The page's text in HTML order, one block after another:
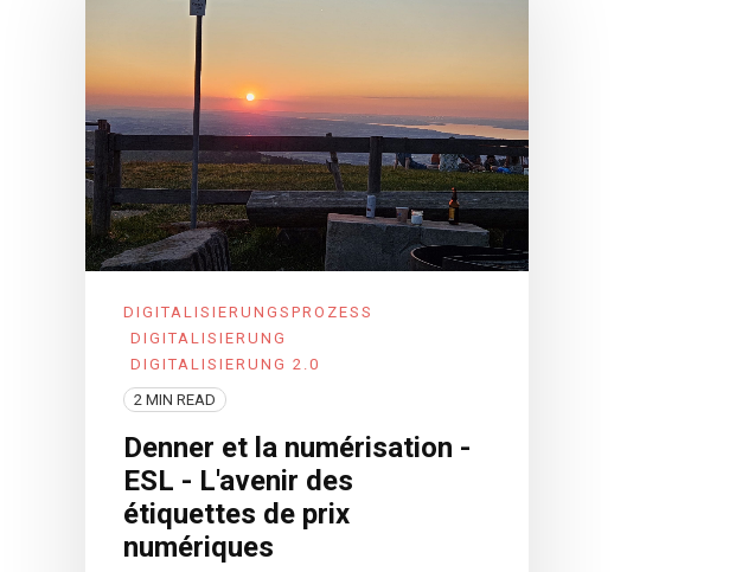
DIGITALISIERUNGSPROZESS
DIGITALISIERUNG
DIGITALISIERUNG 2.0
2 MIN READ
Denner et la numérisation -
ESL - L'avenir des
étiquettes de prix
numériques